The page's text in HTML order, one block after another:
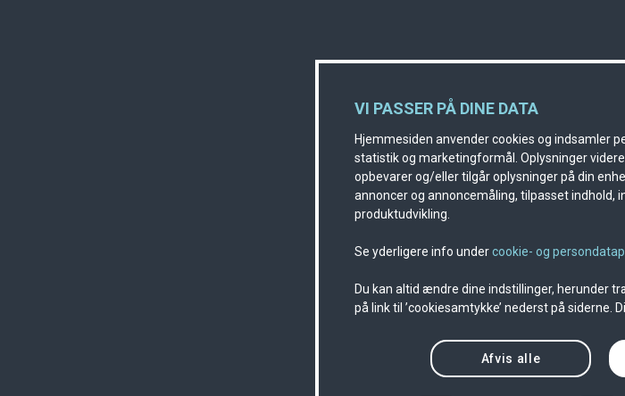
VI PASSER PÅ DINE DATA
Hjemmesiden anvender cookies og indsamler
statistik og marketingformål. Oplysninger
opbevarer og/eller tilgår oplysninger på din
annoncer og annoncemåling, tilpasset indhold,
produktudvikling.
Se yderligere info undercookie- og
Du kan altid ændre dine indstillinger, herunder
på link til ’cookiesamtykke’ nederst på siderne.
Afvis alle